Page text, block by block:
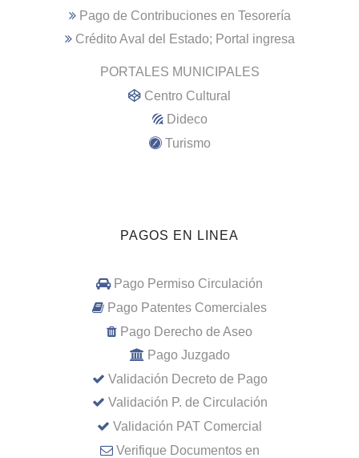
Pago de Contribuciones en Tesorería
Crédito Aval del Estado; Portal ingresa
PORTALES MUNICIPALES
Centro Cultural
Dideco
Turismo
PAGOS EN LINEA
Pago Permiso Circulación
Pago Patentes Comerciales
Pago Derecho de Aseo
Pago Juzgado
Validación Decreto de Pago
Validación P. de Circulación
Validación PAT Comercial
Verifique Documentos en